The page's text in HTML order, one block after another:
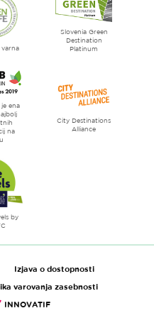
varna
Slovenia Green
Destination
Platinum
ena
na
City Destinations
Alliance
by
Izjava o dostopnosti
varovanja zasebnosti
INNOVATIF